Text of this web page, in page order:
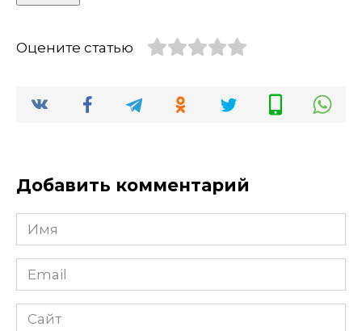
Оцените статью
Добавить комментарий
Имя
Email
Сайт